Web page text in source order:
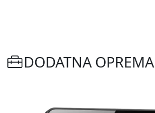
DODATNA OPREMA